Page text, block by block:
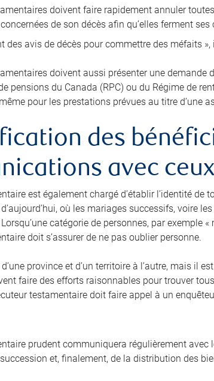
doivent faire rapidement annuler
de son décès afin qu’elles ferment
des avis de décès pour commettre des méfaits »,
doivent aussi présenter une
pensions du Canada (RPC) ou du Régime de
pour les prestations prévues au titre d’une
des
avec
est également chargé d’établir l’identité
où les mariages successifs, voire
catégorie de personnes, par exemple
doit s’assurer de ne pas oublier personne.
province et d’un territoire à l’autre, mais il
faire des efforts raisonnables pour trouver
testamentaire doit faire appel à un
prudent communiquera régulièrement
et, finalement, de la distribution des